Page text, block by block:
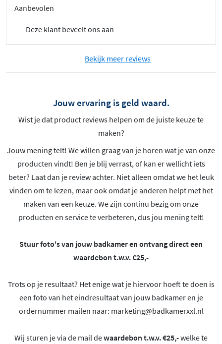
Aanbevolen
Deze klant beveelt ons aan
Bekijk meer reviews
Jouw ervaring is geld waard.
Wist je dat product reviews helpen om de juiste keuze te
maken?
Jouw mening telt! We willen graag van je horen wat je van onze
producten vindt! Ben je blij verrast, of kan er wellicht iets
beter? Laat dan je review achter. Niet alleen omdat we het leuk
vinden om te lezen, maar ook omdat je anderen helpt met het
maken van een keuze. We zijn continu bezig om onze
producten en service te verbeteren, dus jou mening telt!
Stuur foto's van jouw badkamer en ontvang direct een
waardebon t.w.v. €25,-
Trots op je resultaat? Het enige wat je hiervoor hoeft te doen is
een foto van het eindresultaat van jouw badkamer en je
ordernummer mailen naar: marketing@badkamerxxl.nl
Wij sturen je via de mail dewaardebon t.w.v. €25,-welke te